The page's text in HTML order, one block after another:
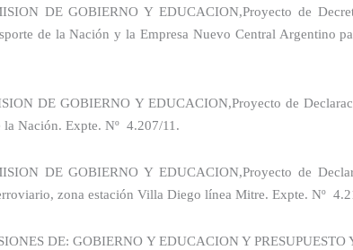
DEGOBIERNO Y EDUCACION,Proyecto de
de la Nación y la Empresa Nuevo Central Argentino
DEGOBIERNO Y EDUCACION,Proyecto de
Nación. Expte. Nº 4.207/11.
DEGOBIERNO Y EDUCACION,Proyecto de
zona estación Villa Diego línea Mitre. Expte. Nº
DE: GOBIERNO Y EDUCACION Y